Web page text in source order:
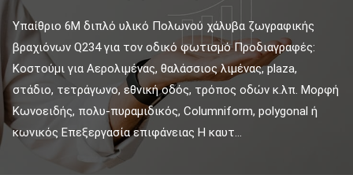
Υπαίθριο 6M διπλό υλικό Πολωνού χάλυβα ζωγραφικής
βραχιόνων Q234 για τον οδικό φωτισμό Προδιαγραφές:
Κοστούμι για Αερολιμένας, θαλάσσιος λιμένας, plaza,
στάδιο, τετράγωνο, εθνική οδός, τρόπος οδών κ.λπ. Μορφή
Κωνοειδής, πολυ-πυραμιδικός, Columniform, polygonal ή
κωνικός Επεξεργασία επιφάνειας Η καυτ...